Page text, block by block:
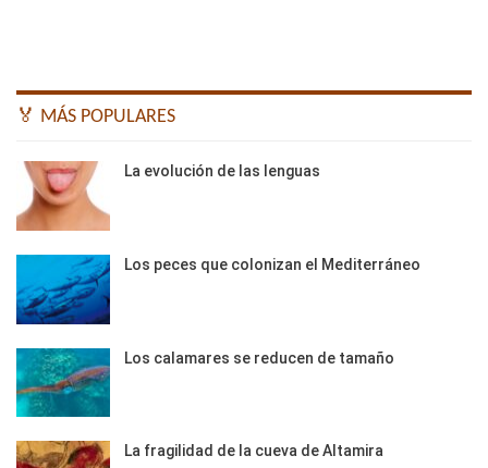
🏅 MÁS POPULARES
La evolución de las lenguas
Los peces que colonizan el Mediterráneo
Los calamares se reducen de tamaño
La fragilidad de la cueva de Altamira